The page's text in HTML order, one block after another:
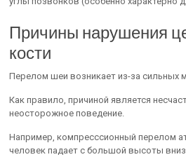
Причины нарушения
кости
Перелом шеи возникает из-за сильных
Как правило, причиной является
неосторожное поведение.
Например, компресссионный перелом
человек падает с большой высоты